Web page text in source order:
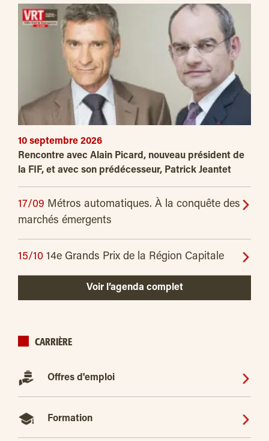
10 septembre 2026
Rencontre avec Alain Picard, nouveau président de
la FIF, et avec son prédécesseur, Patrick Jeantet
17/09 Métros automatiques. À la conquête des
marchés émergents
15/10 14e Grands Prix de la Région Capitale
Voir l’agenda complet
CARRIÈRE
Offres d'emploi
Formation